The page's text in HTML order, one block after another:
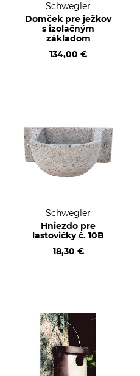
Schwegler
Domček pre ježkov
s izolačným
základom
134,00 €
Schwegler
Hniezdo pre
lastovičky č. 10B
18,30 €